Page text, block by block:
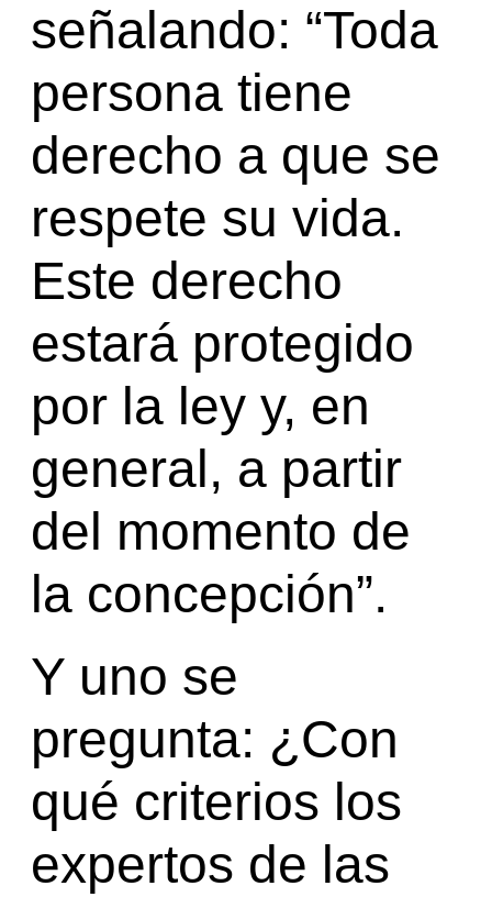
señalando: “Toda
persona tiene
derecho a que se
respete su vida.
Este derecho
estará protegido
por la ley y, en
general, a partir
del momento de
la concepción”.
Y uno se
pregunta: ¿Con
qué criterios los
expertos de las